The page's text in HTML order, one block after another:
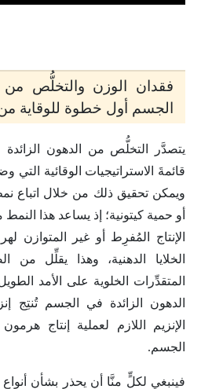
فقدان الوزن والتخلُّص من
الجسم أول خطوة للوقاية
يتصدَّر التخلُّص من الدهون
قائمةَ الاستراتيجيات الوقائية التي
ويمكن تحقيق ذلك من خلال اتباع
أو حمية كيتونية؛ إذ يساعد هذا
الإنتاج المُفرِط أو غير المتوازن
الخلايا الدهنية، وهذا يقلِّل
المتقدِّرات الخلوية على الأمد
الدهون الزائدة في الجسم تُنتِج
الإنزيم اللازم لعملية إنتاج
الجسم.
فينبغي لكلٍّ منَّا أن يحذر بشأن أنواع